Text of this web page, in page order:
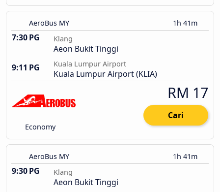
AeroBus MY 1h 41m
7:30 PG Klang
Aeon Bukit Tinggi
9:11 PG
Kuala Lumpur Airport
Kuala Lumpur Airport (KLIA)
Economy
RM 17
Cari
AeroBus MY 1h 41m
9:30 PG Klang
Aeon Bukit Tinggi